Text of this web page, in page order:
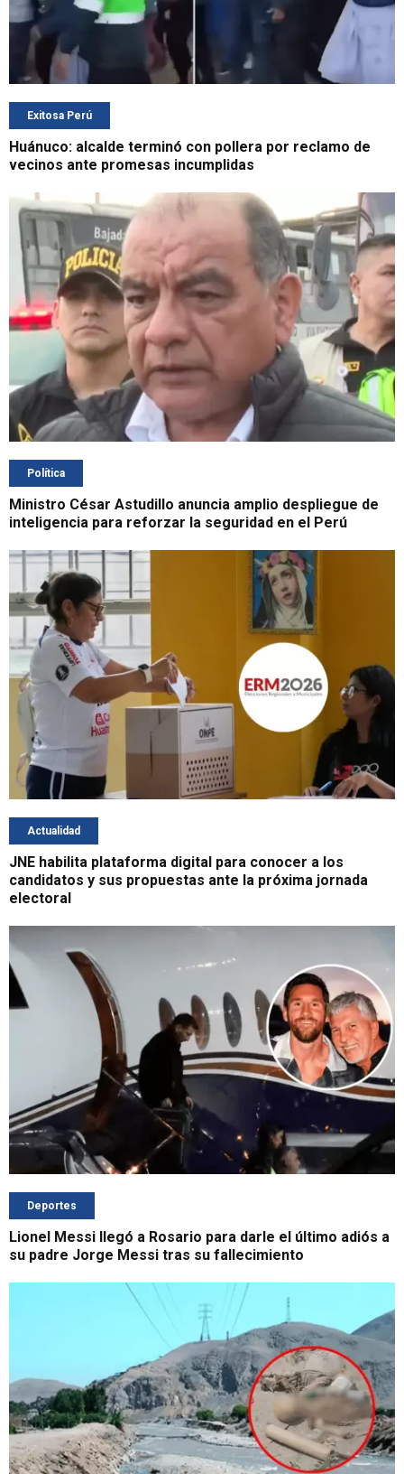
Exitosa Perú
Huánuco: alcalde terminó con pollera por reclamo de
vecinos ante promesas incumplidas
Política
Ministro César Astudillo anuncia amplio despliegue de
inteligencia para reforzar la seguridad en el Perú
Actualidad
JNE habilita plataforma digital para conocer a los
candidatos y sus propuestas ante la próxima jornada
electoral
Deportes
Lionel Messi llegó a Rosario para darle el último adiós a
su padre Jorge Messi tras su fallecimiento